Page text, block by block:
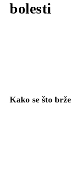
bolesti
Kako se što